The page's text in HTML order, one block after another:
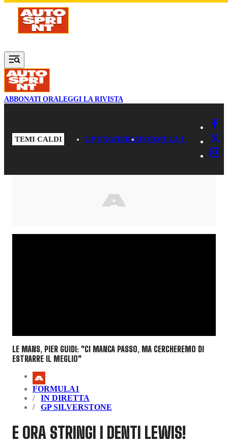
Vai al contenuto principale
ABBONATI ORALEGGI LA RIVISTA
TEMI CALDI GP UNGHERIAFORMULA 1
LE MANS, PIER GUIDI: "CI MANCA PASSO, MA CERCHEREMO DI
ESTRARRE IL MEGLIO"
FORMULA1
IN DIRETTA
GP SILVERSTONE
E ORA STRINGI I DENTI LEWIS!